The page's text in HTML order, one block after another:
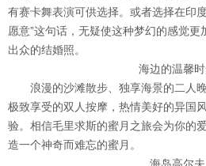
有赛卡舞表演可供选择。或者选择在印
愿意”这句话，无疑使这种梦幻的感觉
出众的结婚照。
海边的温馨
浪漫的沙滩散步、独享海景的二人晚
极致享受的双人按摩，热情美好的异国
验。相信毛里求斯的蜜月之旅会为你的
造一个神奇而难忘的蜜月。